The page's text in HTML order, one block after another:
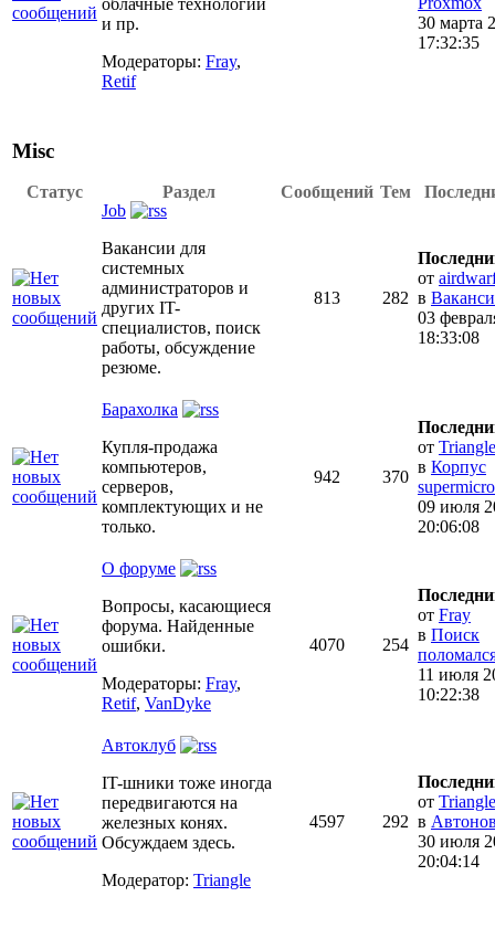
и пр.
Модераторы: Fray,
Retif
30 марта
17:32:35
Misc
Статус Раздел Сообщений Тем
Job
Вакансии для
системных
администраторов и
других IT-
специалистов, поиск
работы, обсуждение
резюме.
813 282
от
в
03
18:33:08
Барахолка
Купля-продажа
компьютеров,
серверов,
комплектующих и не
только.
942 370
от Triangle
в Корпус
09 июля
20:06:08
О форуме
Вопросы, касающиеся
форума. Найденные
ошибки.
Модераторы: Fray,
Retif, VanDyke
4070 254
от Fray
в Поиск
11 июля
10:22:38
Автоклуб
IT-шники тоже иногда
передвигаются на
железных конях.
Обсуждаем здесь.
Модератор: Triangle
4597 292
от Triangle
в
30 июля
20:04:14